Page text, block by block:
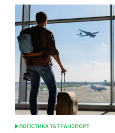
ОПУБЛІКУВАТИ
ЛОГІСТИКА ТА ТРАНСПОРТ